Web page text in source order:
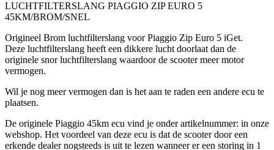
LUCHTFILTERSLANG PIAGGIO ZIP EURO 5
45KM/BROM/SNEL
Origineel Brom luchtfilterslang voor Piaggio Zip Euro 5 iGet.
Deze luchtfilterslang heeft een dikkere lucht doorlaat dan de
originele snor luchtfilterslang waardoor de scooter meer motor
vermogen.
Wil je nog meer vermogen dan is het aan te raden een andere ecu te
plaatsen.
De originele Piaggio 45km ecu vind je onder artikelnummer: in onze
webshop. Het voordeel van deze ecu is dat de scooter door een
erkende dealer nogsteeds is uit te lezen wanneer er een storing in 1